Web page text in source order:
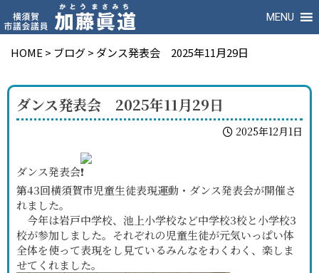
MENU
HOME > ブログ> ダンス発表会 2025年11月29日
ダンス発表会 2025年11月29日
2025年12月1日
ダンス発表会
第43回横須賀市児童生徒表現運動・ダンス発表会が開催さ
れました。
今年は岩戸中学校、池上小学校など中学校3校と小学校3
校が参加しました。それぞれの児童生徒が元気いっぱい体
全体を使って表現をし見ているみんなをわくわく、楽しま
せてくれました。